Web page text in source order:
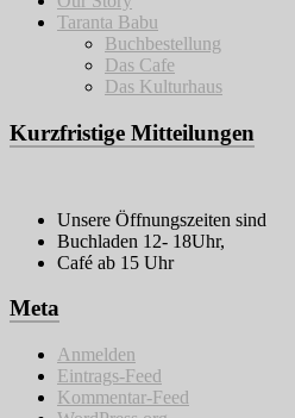
Taranta Babu
Buchbestellung
Das Cafe
Das Kulturhaus
Kurzfristige Mitteilungen
Unsere Öffnungszeiten sind
Buchladen 12- 18Uhr,
Café ab 15 Uhr
Meta
Anmelden
Eintrags-Feed
Kommentar-Feed